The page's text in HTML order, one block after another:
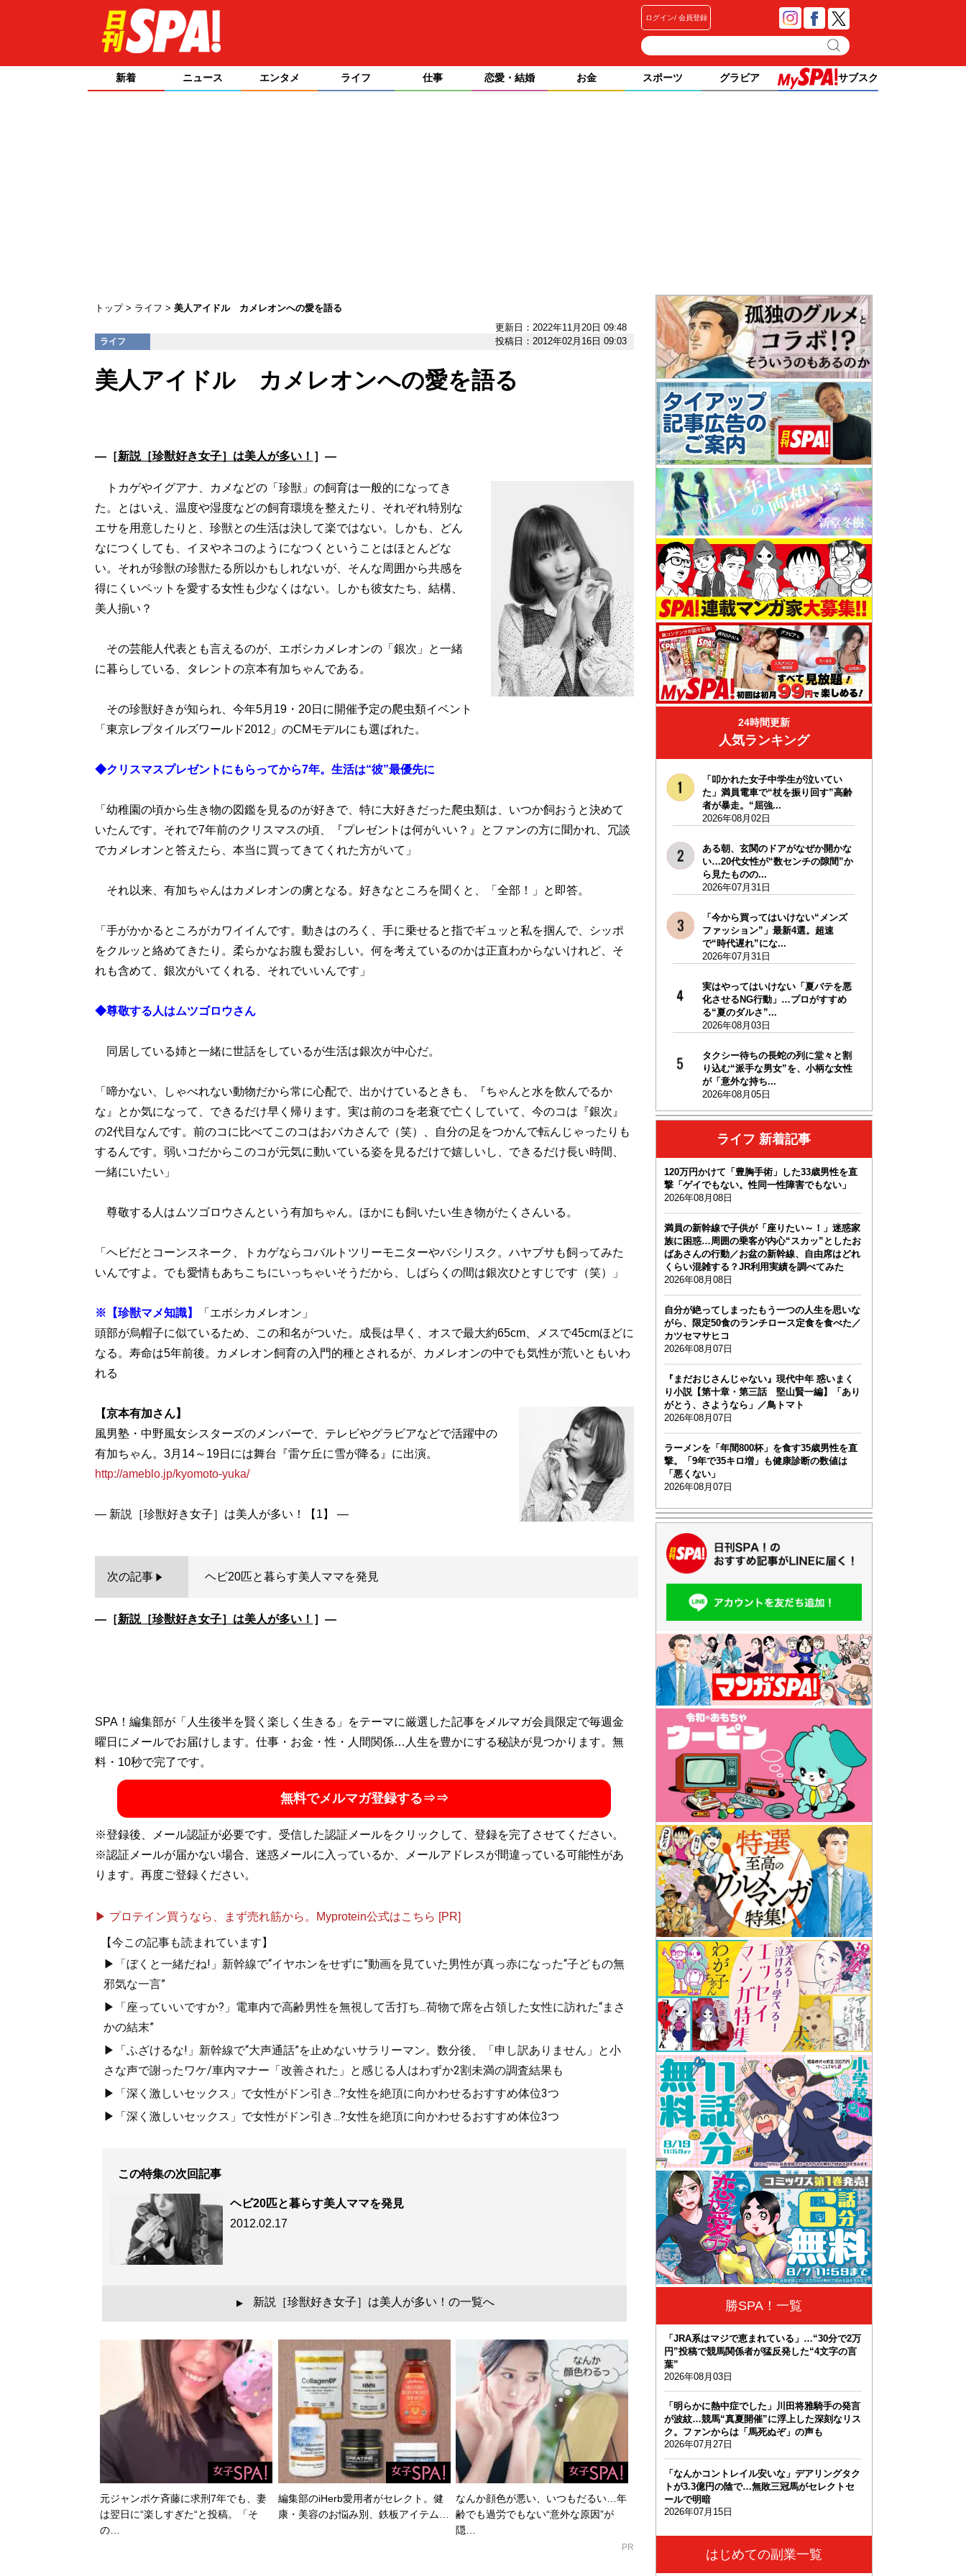
ログイン 会員登録
新着 ニュース エンタメ ライフ 仕事 恋愛・結婚 お金 スポーツ グラビア サブスク
トップ ライフ
美人アイドル カメレオンへの愛を語る
更新日：2022年11月20日 09:48
ライフ 投稿日：2012年02月16日 09:03
美人アイドル カメレオンへの愛を語る
―［新説［珍獣好き女子］は美人が多い！ ］―
トカゲやイグアナ、カメなどの「珍獣」の飼育は一般的になってき
た。とはいえ、温度や湿度などの飼育環境を整えたり、それぞれ特別な
エサを用意したりと、珍獣との生活は決して楽ではない。しかも、どん
なにつくしても、イヌやネコのようになつくということはほとんどな
い。それが珍獣の珍獣たる所以かもしれないが、そんな周囲から共感を
得にくいペットを愛する女性も少なくはない。しかも彼女たち、結構、
美人揃い？
その芸能人代表とも言えるのが、エボシカメレオンの「銀次」と一緒
に暮らしている、タレントの京本有加ちゃんである。
その珍獣好きが知られ、今年5月19・20日に開催予定の爬虫類イベント
「東京レプタイルズワールド2012」のCMモデルにも選ばれた。
◆クリスマスプレゼントにもらってから7年。生活は“彼”最優先に
「幼稚園の頃から生き物の図鑑を見るのが好きで、特に大好きだった爬虫類は、いつか飼おうと決めて
いたんです。それで7年前のクリスマスの頃、『プレゼントは何がいい？』とファンの方に聞かれ、冗談
でカメレオンと答えたら、本当に買ってきてくれた方がいて」
それ以来、有加ちゃんはカメレオンの虜となる。好きなところを聞くと、「全部！」と即答。
「手がかかるところがカワイイんです。動きはのろく、手に乗せると指でギュッと私を掴んで、シッポ
をクルッと絡めてきたり。柔らかなお腹も愛おしい。何を考えているのかは正直わからないけれど、そ
れも含めて、銀次がいてくれる、それでいいんです」
◆尊敬する人はムツゴロウさん
同居している姉と一緒に世話をしているが生活は銀次が中心だ。
「啼かない、しゃべれない動物だから常に心配で、出かけているときも、『ちゃんと水を飲んでるか
な』とか気になって、できるだけ早く帰ります。実は前のコを老衰で亡くしていて、今のコは『銀次』
の2代目なんです。前のコに比べてこのコはおバカさんで（笑）、自分の足をつかんで転んじゃったりも
するんです。弱いコだからこのコが元気に動いている姿を見るだけで嬉しいし、できるだけ長い時間、
一緒にいたい」
尊敬する人はムツゴロウさんという有加ちゃん。ほかにも飼いたい生き物がたくさんいる。
「ヘビだとコーンスネーク、トカゲならコバルトツリーモニターやバシリスク。ハヤブサも飼ってみた
いんですよ。でも愛情もあちこちにいっちゃいそうだから、しばらくの間は銀次ひとすじです（笑）」
※【珍獣マメ知識】
「エボシカメレオン」
頭部が烏帽子に似ているため、この和名がついた。成長は早く、オスで最大約65cm、メスで45cmほどに
なる。寿命は5年前後。カメレオン飼育の入門的種とされるが、カメレオンの中でも気性が荒いともいわ
れる
【京本有加さん】
風男塾・中野風女シスターズのメンバーで、テレビやグラビアなどで活躍中の
有加ちゃん。3月14～19日には舞台『雷ケ丘に雪が降る』に出演。
http://ameblo.jp/kyomoto-yuka/
― 新説［珍獣好き女子］は美人が多い！【1】 ―
次の記事 ヘビ20匹と暮らす美人ママを発見
―［新説［珍獣好き女子］は美人が多い！ ］―
SPA！編集部が「人生後半を賢く楽しく生きる」をテーマに厳選した記事をメルマガ会員限定で毎週金
曜日にメールでお届けします。仕事・お金・性・人間関係…人生を豊かにする秘訣が見つかります。無
料・10秒で完了です。
無料でメルマガ登録する⇒⇒
※登録後、メール認証が必要です。受信した認証メールをクリックして、登録を完了させてください。
※認証メールが届かない場合、迷惑メールに入っているか、メールアドレスが間違っている可能性があ
ります。再度ご登録ください。
▶ プロテイン買うなら、まず売れ筋から。Myprotein公式はこちら [PR]
【今この記事も読まれています】
▶「ぼくと一緒だね!」新幹線で“イヤホンをせずに”動画を見ていた男性が真っ赤になった“子どもの無
邪気な一言”
▶「座っていいですか?」電車内で高齢男性を無視して舌打ち...荷物で席を占領した女性に訪れた“まさ
かの結末”
▶「ふざけるな!」新幹線で“大声通話”を止めないサラリーマン。数分後、「申し訳ありません」と小
さな声で謝ったワケ/車内マナー「改善された」と感じる人はわずか2割未満の調査結果も
▶「深く激しいセックス」で女性がドン引き...?女性を絶頂に向かわせるおすすめ体位3つ
▶「深く激しいセックス」で女性がドン引き...?女性を絶頂に向かわせるおすすめ体位3つ
この特集の次回記事
ヘビ20匹と暮らす美人ママを発見
2012.02.17
▲ 新説［珍獣好き女子］は美人が多い！の一覧へ
元ジャンポケ斉藤に求刑7年でも、妻
は翌日に“楽しすぎた“と投稿。「そ
の…
編集部のiHerb愛用者がセレクト。健
康・美容のお悩み別、鉄板アイテム…
なんか顔色が悪い、いつもだるい…年
齢でも過労でもない“意外な原因”が
隠…
PR
24時間更新
人気ランキング
「叩かれた女子中学生が泣いてい
た」満員電車で“杖を振り回す”高齢
者が暴走。“屈強...
2026年08月02日
ある朝、玄関のドアがなぜか開かな
い…20代女性が“数センチの隙間”か
ら見たものの...
2026年07月31日
「今から買ってはいけない“メンズ
ファッション”」最新4選。超速
で“時代遅れ”にな...
2026年07月31日
実はやってはいけない「夏バテを悪
化させるNG行動」…プロがすすめ
る“夏のダルさ”...
2026年08月03日
タクシー待ちの長蛇の列に堂々と割
り込む“派手な男女”を、小柄な女性
が「意外な持ち...
2026年08月05日
ライフ 新着記事
120万円かけて「豊胸手術」した33歳男性を直
撃「ゲイでもない。性同一性障害でもない」
2026年08月08日
満員の新幹線で子供が「座りたい～！」迷惑家
族に困惑…周囲の乗客が内心“スカッ”としたお
ばあさんの行動／お盆の新幹線、自由席はどれ
くらい混雑する？JR利用実績を調べてみた
2026年08月08日
自分が絶ってしまったもう一つの人生を思いな
がら、限定50食のランチロース定食を食べた／
カツセマサヒコ
2026年08月07日
『まだおじさんじゃない』現代中年 惑いまく
り小説【第十章・第三話 堅山賢一編】「あり
がとう、さようなら」／鳥トマト
2026年08月07日
ラーメンを「年間800杯」を食す35歳男性を直
撃。「9年で35キロ増」も健康診断の数値は
「悪くない」
2026年08月07日
勝SPA！一覧
「JRA系はマジで恵まれている」…“30分で2万
円”投稿で競馬関係者が猛反発した“4文字の言
葉”
2026年08月03日
「明らかに熱中症でした」川田将雅騎手の発言
が波紋…競馬“真夏開催”に浮上した深刻なリス
ク。ファンからは「馬死ぬぞ」の声も
2026年07月27日
「なんかコントレイル安いな」デアリングタク
トが3.3億円の陰で…無敗三冠馬がセレクトセ
ールで明暗
2026年07月15日
はじめての副業一覧